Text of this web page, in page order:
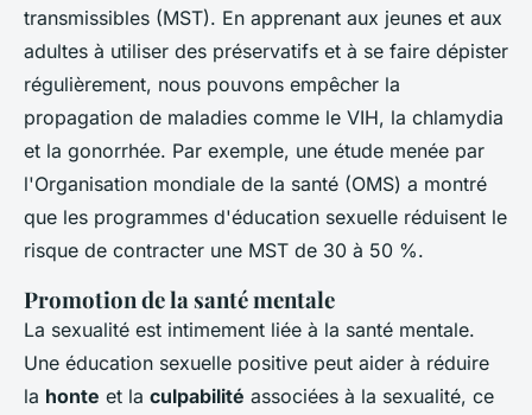
transmissibles (MST). En apprenant aux jeunes et aux
adultes à utiliser des préservatifs et à se faire dépister
régulièrement, nous pouvons empêcher la
propagation de maladies comme le VIH, la chlamydia
et la gonorrhée. Par exemple, une étude menée par
l'Organisation mondiale de la santé (OMS) a montré
que les programmes d'éducation sexuelle réduisent le
risque de contracter une MST de 30 à 50 %.
Promotion de la santé mentale
La sexualité est intimement liée à la santé mentale.
Une éducation sexuelle positive peut aider à réduire
la honte et la culpabilité associées à la sexualité, ce